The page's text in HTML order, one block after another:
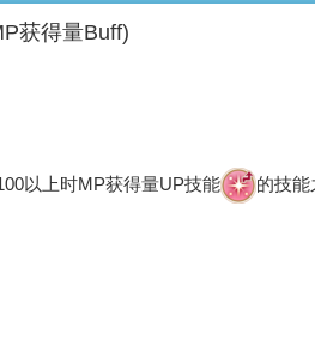
获得量Buff)
以上时MP获得量UP技能
的技能